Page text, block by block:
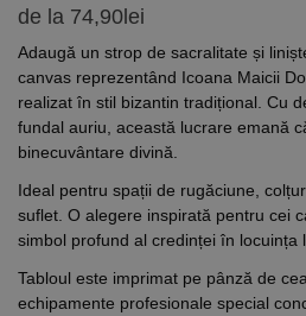
de la 74,90lei
Adaugă un strop de sacralitate și
canvas reprezentând Icoana Maicii
realizat în stil bizantin tradițional. Cu
fundal auriu, această lucrare emană
binecuvântare divină.
Ideal pentru spații de rugăciune,
suflet. O alegere inspirată pentru cei
simbol profund al credinței în locuința
Tabloul este imprimat pe pânză de
echipamente profesionale special